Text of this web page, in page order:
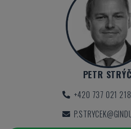
PETR
+420 737 021 218